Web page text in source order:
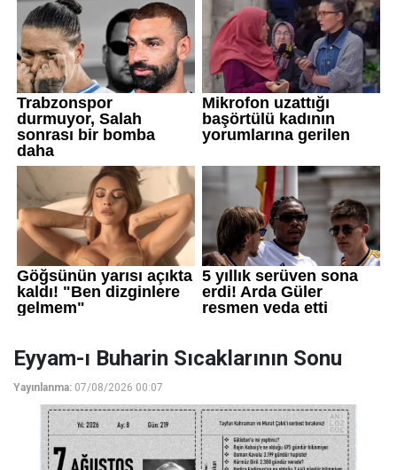
Eyyam-ı Buharin Sıcaklarının Sonu
Yayınlanma: 07/08/2026 00:07